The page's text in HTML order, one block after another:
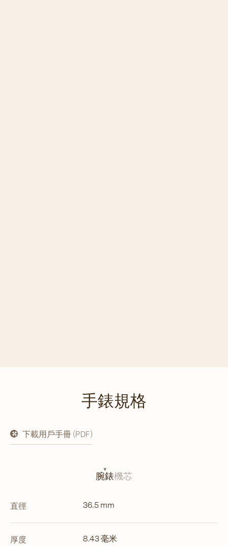
手錶規格
下載用戶手冊 (PDF)
在
新
腕錶機芯
直徑 36.5 mm
厚度 8.43 毫米